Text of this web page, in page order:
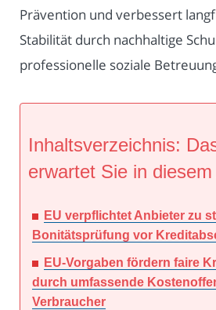
Prävention und verbessert
Stabilität durch nachhaltige
professionelle soziale
Inhaltsverzeichnis:
erwartet Sie in
EU verpflichtet Anbieter zu
Bonitätsprüfung vor
EU-Vorgaben fördern faire
durch umfassende
Verbraucher